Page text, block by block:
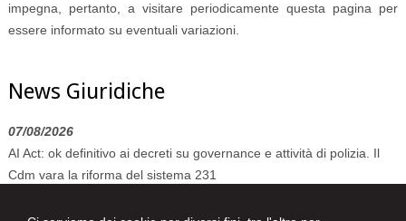
impegna, pertanto, a visitare periodicamente questa pagina per
essere informato su eventuali variazioni.
News Giuridiche
07/08/2026
AI Act: ok definitivo ai decreti su governance e attività di polizia. Il
Cdm vara la riforma del sistema 231